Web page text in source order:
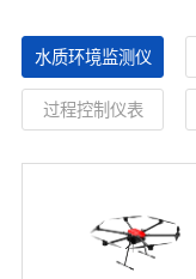
水质环境监测仪
过程控制仪表